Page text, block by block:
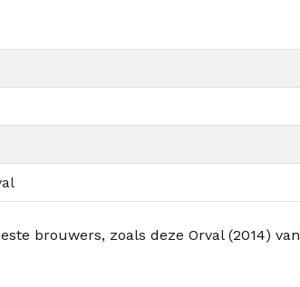
brouwers, zoals deze Orval (2014) van